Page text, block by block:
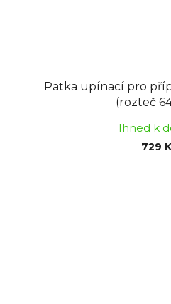
Patka upínací pro
(rozteč
Ihned k
729